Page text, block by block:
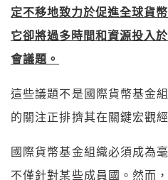
定不移地致力於促進全球貨
它卻將過多時間和資源投入
會議題。
這些議題不是國際貨幣基金
的關注正排擠其在關鍵宏觀
國際貨幣基金組織必須成為
不僅針對某些成員國。然而